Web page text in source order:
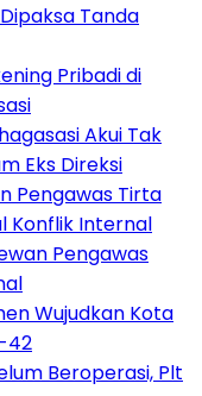
Tanda
Pribadi di
Akui Tak
Eks Direksi
Pengawas Tirta
Konflik Internal
Pengawas
Wujudkan Kota
42
Beroperasi, Plt